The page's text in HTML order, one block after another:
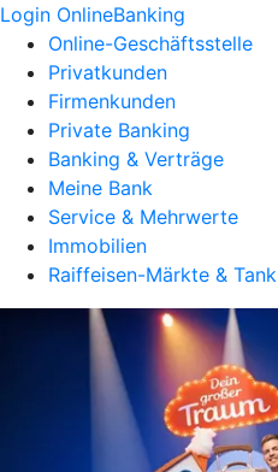
Login OnlineBanking
Online-Geschäftsstelle
Privatkunden
Firmenkunden
Private Banking
Banking & Verträge
Meine Bank
Service & Mehrwerte
Immobilien
Raiffeisen-Märkte &